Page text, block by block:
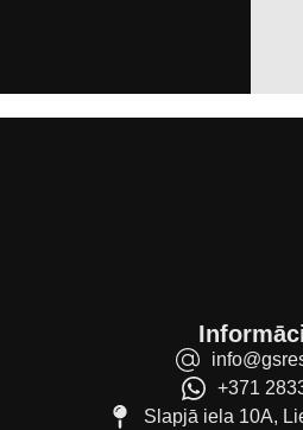
+371
Slapjā iela 10A,